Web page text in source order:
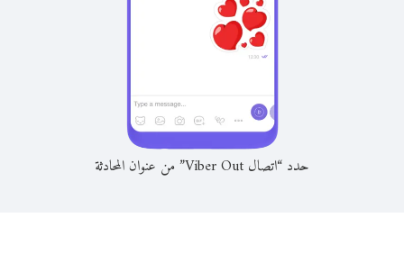
حدد “اتصال Viber Out” من عنوان المحادثة